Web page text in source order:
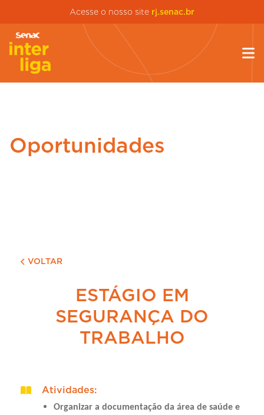
Acesse o nosso site rj.senac.br
Oportunidades
VOLTAR
ESTÁGIO EM
SEGURANÇA DO
TRABALHO
Atividades:
Organizar a documentação da área de saúde e